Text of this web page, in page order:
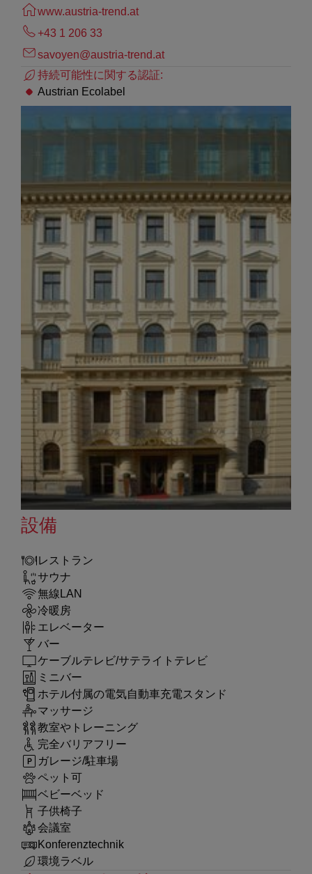
www.austria-trend.at
+43 1 206 33
savoyen@austria-trend.at
持続可能性に関する認証:
Austrian Ecolabel
設備
レストラン
サウナ
無線LAN
冷暖房
エレベーター
バー
ケーブルテレビ/サテライトテレビ
ミニバー
ホテル付属の電気自動車充電スタンド
マッサージ
教室やトレーニング
完全バリアフリー
ガレージ/駐車場
ペット可
ベビーベッド
子供椅子
会議室
Konferenztechnik
環境ラベル